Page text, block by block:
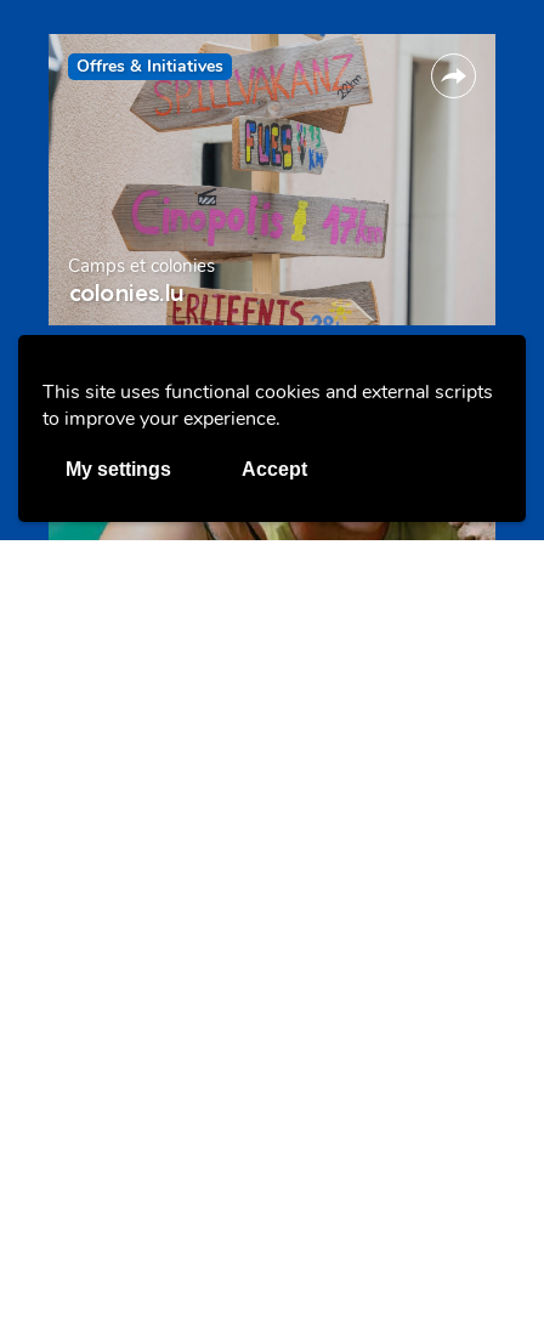
This site uses functional cookies and external scripts
to improve your experience.
My settings Accept
Offres & Initiatives
Camps et colonies
colonies.lu
Evenements